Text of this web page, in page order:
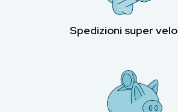
Spedizioni super